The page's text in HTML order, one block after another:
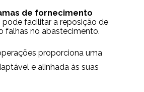
pode facilitar a reposição de
falhas no abastecimento.
proporciona uma
e alinhada às suas